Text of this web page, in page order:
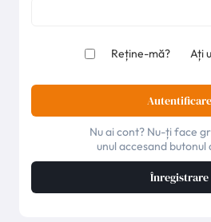
Reține-mă? Ați
Autentificare
Nu ai cont? Nu-ți face
unul accesand butonul
Înregistrare